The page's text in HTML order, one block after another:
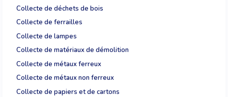
Collecte de déchets de bois
Collecte de ferrailles
Collecte de lampes
Collecte de matériaux de démolition
Collecte de métaux ferreux
Collecte de métaux non ferreux
Collecte de papiers et de cartons